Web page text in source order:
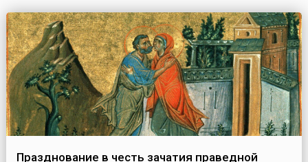
Празднование в честь зачатия праведной